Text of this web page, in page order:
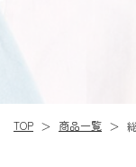
TOP ＞ 商品一覧 ＞